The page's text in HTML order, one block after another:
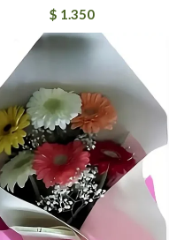
$ 1.350